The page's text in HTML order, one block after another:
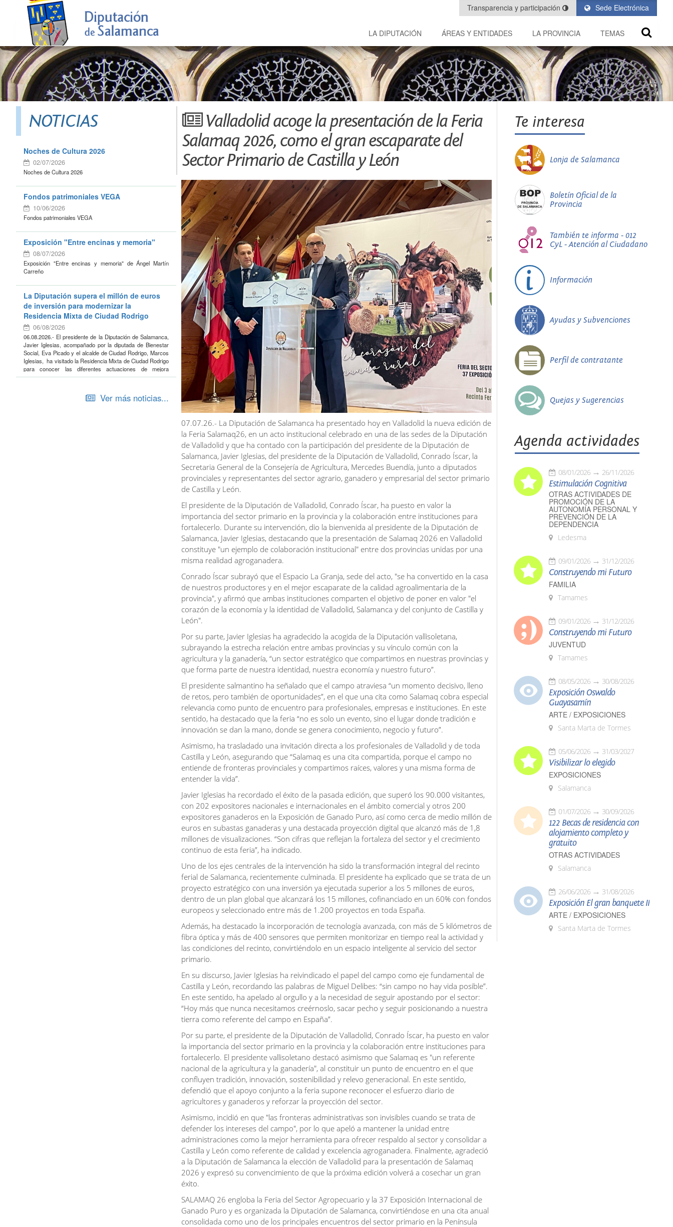
Sede Electrónica
Transparencia y participación
LA DIPUTACIÓN ÁREAS Y ENTIDADES LA PROVINCIA TEMAS
NOTICIAS
Noches de Cultura 2026
02/07/2026
Noches de Cultura 2026
Fondos patrimoniales VEGA
10/06/2026
Fondos patrimoniales VEGA
Exposición "Entre encinas y memoria"
08/07/2026
Exposición "Entre encinas y memoria" de Ángel Martín
Carreño
La Diputación supera el millón de euros
de inversión para modernizar la
Residencia Mixta de Ciudad Rodrigo
06/08/2026
06.08.2026.- El presidente de la Diputación de Salamanca,
Javier Iglesias, acompañado por la diputada de Bienestar
Social, Eva Picado y el alcalde de Ciudad Rodrigo, Marcos
Iglesias, ha visitado la Residencia Mixta de Ciudad Rodrigo
para conocer las diferentes actuaciones de mejora
realizadas en el centro durante los últimos años, unas
permitido modernizar las instalaciones, mejorar su
accesibilidad, aumentar la eficiencia energética y reforzar la
Ver más noticias...
Valladolid acoge la presentación de la Feria
Salamaq 2026, como el gran escaparate del
Sector Primario de Castilla y León
07.07.26.- La Diputación de Salamanca ha presentado hoy en Valladolid la nueva edición de
la Feria Salamaq26, en un acto institucional celebrado en una de las sedes de la Diputación
de Valladolid y que ha contado con la participación del presidente de la Diputación de
Salamanca, Javier Iglesias, del presidente de la Diputación de Valladolid, Conrado Íscar, la
Secretaria General de la Consejería de Agricultura, Mercedes Buendía, junto a diputados
provinciales y representantes del sector agrario, ganadero y empresarial del sector primario
de Castilla y León.
El presidente de la Diputación de Valladolid, Conrado Íscar, ha puesto en valor la
importancia del sector primario en la provincia y la colaboración entre instituciones para
fortalecerlo. Durante su intervención, dio la bienvenida al presidente de la Diputación de
Salamanca, Javier Iglesias, destacando que la presentación de Salamaq 2026 en Valladolid
constituye "un ejemplo de colaboración institucional" entre dos provincias unidas por una
misma realidad agroganadera.
Conrado Íscar subrayó que el Espacio La Granja, sede del acto, "se ha convertido en la casa
de nuestros productores y en el mejor escaparate de la calidad agroalimentaria de la
provincia", y afirmó que ambas instituciones comparten el objetivo de poner en valor "el
corazón de la economía y la identidad de Valladolid, Salamanca y del conjunto de Castilla y
León".
Por su parte, Javier Iglesias ha agradecido la acogida de la Diputación vallisoletana,
subrayando la estrecha relación entre ambas provincias y su vínculo común con la
agricultura y la ganadería, “un sector estratégico que compartimos en nuestras provincias y
que forma parte de nuestra identidad, nuestra economía y nuestro futuro”.
El presidente salmantino ha señalado que el campo atraviesa “un momento decisivo, lleno
de retos, pero también de oportunidades”, en el que una cita como Salamaq cobra especial
relevancia como punto de encuentro para profesionales, empresas e instituciones. En este
sentido, ha destacado que la feria “no es solo un evento, sino el lugar donde tradición e
innovación se dan la mano, donde se genera conocimiento, negocio y futuro”.
Asimismo, ha trasladado una invitación directa a los profesionales de Valladolid y de toda
Castilla y León, asegurando que “Salamaq es una cita compartida, porque el campo no
entiende de fronteras provinciales y compartimos raíces, valores y una misma forma de
entender la vida”.
Javier Iglesias ha recordado el éxito de la pasada edición, que superó los 90.000 visitantes,
con 202 expositores nacionales e internacionales en el ámbito comercial y otros 200
expositores ganaderos en la Exposición de Ganado Puro, así como cerca de medio millón de
euros en subastas ganaderas y una destacada proyección digital que alcanzó más de 1,8
millones de visualizaciones. “Son cifras que reflejan la fortaleza del sector y el crecimiento
continuo de esta feria”, ha indicado.
Uno de los ejes centrales de la intervención ha sido la transformación integral del recinto
ferial de Salamanca, recientemente culminada. El presidente ha explicado que se trata de un
proyecto estratégico con una inversión ya ejecutada superior a los 5 millones de euros,
dentro de un plan global que alcanzará los 15 millones, cofinanciado en un 60% con fondos
europeos y seleccionado entre más de 1.200 proyectos en toda España.
Además, ha destacado la incorporación de tecnología avanzada, con más de 5 kilómetros de
fibra óptica y más de 400 sensores que permiten monitorizar en tiempo real la actividad y
las condiciones del recinto, convirtiéndolo en un espacio inteligente al servicio del sector
primario.
En su discurso, Javier Iglesias ha reivindicado el papel del campo como eje fundamental de
Castilla y León, recordando las palabras de Miguel Delibes: “sin campo no hay vida posible”.
En este sentido, ha apelado al orgullo y a la necesidad de seguir apostando por el sector:
“Hoy más que nunca necesitamos creérnoslo, sacar pecho y seguir posicionando a nuestra
tierra como referente del campo en España”.
Por su parte, el presidente de la Diputación de Valladolid, Conrado Íscar, ha puesto en valor
la importancia del sector primario en la provincia y la colaboración entre instituciones para
fortalecerlo. El presidente vallisoletano destacó asimismo que Salamaq es "un referente
nacional de la agricultura y la ganadería", al constituir un punto de encuentro en el que
confluyen tradición, innovación, sostenibilidad y relevo generacional. En este sentido,
defendió que el apoyo conjunto a la feria supone reconocer el esfuerzo diario de
agricultores y ganaderos y reforzar la proyección del sector.
Asimismo, incidió en que "las fronteras administrativas son invisibles cuando se trata de
defender los intereses del campo", por lo que apeló a mantener la unidad entre
administraciones como la mejor herramienta para ofrecer respaldo al sector y consolidar a
Castilla y León como referente de calidad y excelencia agroganadera. Finalmente, agradeció
a la Diputación de Salamanca la elección de Valladolid para la presentación de Salamaq
2026 y expresó su convencimiento de que la próxima edición volverá a cosechar un gran
éxito.
SALAMAQ 26 engloba la Feria del Sector Agropecuario y la 37 Exposición Internacional de
Ganado Puro y es organizada la Diputación de Salamanca, convirtiéndose en una cita anual
consolidada como uno de los principales encuentros del sector primario en la Península
Te interesa
Lonja de Salamanca
Boletín Oficial de la
Provincia
También te informa - 012
CyL - Atención al Ciudadano
Información
Ayudas y Subvenciones
Perfil de contratante
Quejas y Sugerencias
Agenda actividades
08/01/2026 26/11/2026
Estimulación Cognitiva
OTRAS ACTIVIDADES DE
PROMOCIÓN DE LA
AUTONOMÍA PERSONAL Y
PREVENCIÓN DE LA
DEPENDENCIA
Ledesma
09/01/2026 31/12/2026
Construyendo mi Futuro
FAMILIA
Tamames
09/01/2026 31/12/2026
Construyendo mi Futuro
JUVENTUD
Tamames
08/05/2026 30/08/2026
Exposición Oswaldo
Guayasamín
ARTE / EXPOSICIONES
Santa Marta de Tormes
05/06/2026 31/03/2027
Visibilizar lo elegido
EXPOSICIONES
Salamanca
01/07/2026 30/09/2026
122 Becas de residencia con
alojamiento completo y
gratuito
OTRAS ACTIVIDADES
Salamanca
26/06/2026 31/08/2026
Exposición El gran banquete II
ARTE / EXPOSICIONES
Santa Marta de Tormes